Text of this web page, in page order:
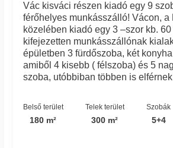
Vác kisváci részen kiadó egy 9
férőhelyes munkásszálló! Vácon, a
közelében kiadó egy 3 –szor kb.
kifejezetten munkásszállónak
épületben 3 fürdőszoba, két
amiből 4 kisebb ( félszoba) és 5
szoba, utóbbiban többen is
Belső terület
180 m²
Telek terület
300 m²
Szobák
5+4